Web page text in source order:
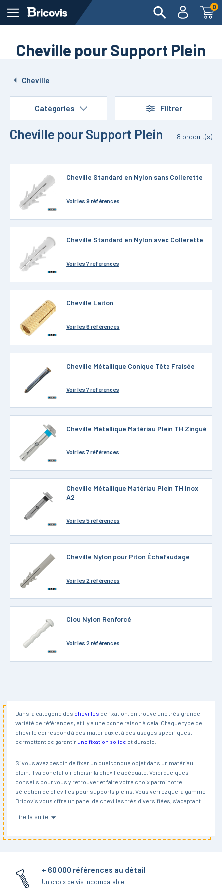
0
Cheville pour Support Plein
Cheville
Catégories Filtrer
Cheville pour Support Plein 8 produit(s)
Cheville Standard en Nylon sans Collerette
Voirles 9 références
Cheville Standard en Nylon avec Collerette
Voirles 7 références
Cheville Laiton
Voirles 6 références
Cheville Métallique Conique Tête Fraisée
Voirles 7 références
Cheville Métallique Matériau Plein TH Zingué
Voirles 7 références
Cheville Métallique Matériau Plein TH Inox
A2
Voirles 5 références
Cheville Nylon pour Piton Échafaudage
Voirles 2 références
Clou Nylon Renforcé
Voirles 2 références
Dans la catégorie des chevilles de fixation, on trouve une très grande
variété de références, et il y a une bonne raison à cela. Chaque type de
cheville correspond à des matériaux et à des usages spécifiques,
permettant de garantir une fixation solide et durable.
Si vous avez besoin de fixer un quelconque objet dans un matériau
plein, il va donc falloir choisir la cheville adéquate. Voici quelques
conseils pour vous y retrouver et faire votre choix parmi notre
sélection de chevilles pour supports pleins. Vous verrez que la gamme
Bricovis vous offre un panel de chevilles très diversifiées, s’adaptant
montage, charge à supporter, résistance, etc.
Qu’est-ce qu’un support plein ?
constitué d’un matériau qui ne comporte pas de vide (comme ça peut
être le cas de la brique creuse par exemple). Dans cette catégorie, on
Lire la suite
+ 60 000 références au détail
Un choix de vis incomparable